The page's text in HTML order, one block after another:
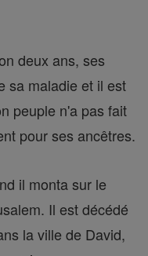
deux ans, ses
sa maladie et il est
peuple n'a pas fait
pour ses ancêtres.
il monta sur le
Il est décédé
la ville de David,